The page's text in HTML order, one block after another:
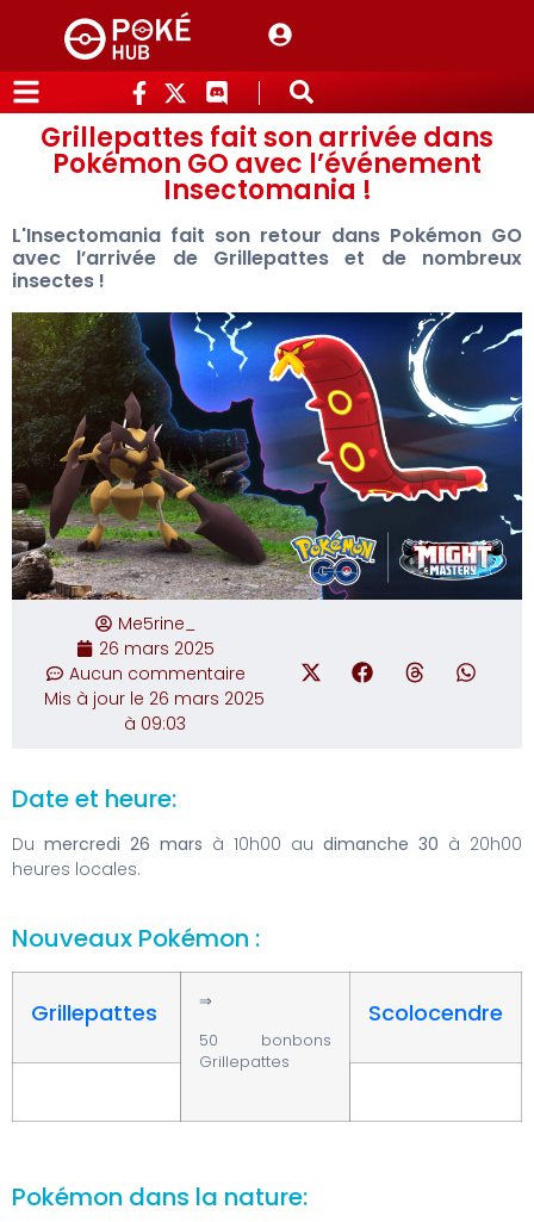
Grillepattes fait son arrivée dans
Pokémon GO avec l’événement
Insectomania !
L'Insectomania fait son retour dans Pokémon GO
avec l’arrivée de Grillepattes et de nombreux
insectes !
Me5rine_
26 mars 2025
Aucun commentaire
Mis à jour le 26 mars 2025
à 09:03
Date et heure:
Du mercredi 26 mars à 10h00 au dimanche 30 à 20h00
heures locales.
Nouveaux Pokémon :
Grillepattes
⇒
50 bonbons
Grillepattes
Scolocendre
Pokémon dans la nature: